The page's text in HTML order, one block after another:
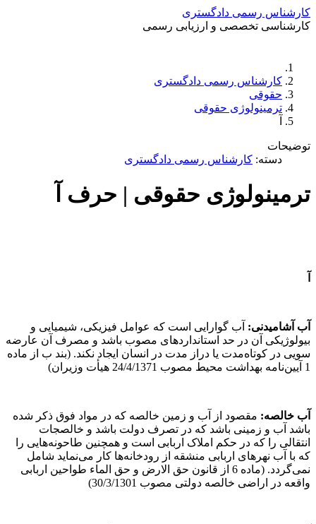
کارشناس رسمی دادگستری
کارشناسی تخصصی و ارزیابی رسمی
کارشناس رسمی دادگستری
حقوقی
ترمینولوژی حقوقی
توضیحات
دسته: کارشناس رسمی دادگستری
ترمینولوژی حقوقی | حرف آ
آب آشامیدنی: آب گوارایی است که عوامل فیزیکی، شیمیایی و
بیولوژیکی آن در حد استانداردهای مصوب باشد و مصرف آن عارضه
سویی در کوتاه‌مدت یا دراز مدت در انسان ایجاد نکند. (بند ب از ماده
1 آیین‌نامه بهداشت محیط مصوب 24/4/1371 هیأت وزیران)
آب خالصه: مقصود از آب و زمین خالصه که در مواد فوق ذکر شده
باشد آب و زمینی باشد که در تصرف دولت باشد و خالصجات
انتقالی را که در حکم املاک اربابی است و همچنین طاحونه‌هایی را
که با آب نهرهای اربابی منشقه از رودخانه‌ها کار می‌نماید شامل
نمی‌گردد. (ماده 6 از قانون حق الارض و حق الماء طواحین اربابی
واقعه در اراضی خالصه دولتی مصوب 30/3/1301)